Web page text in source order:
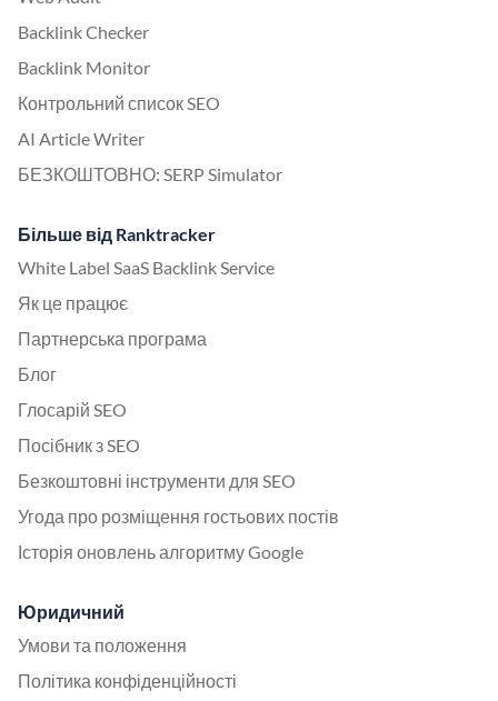
Backlink Checker
Backlink Monitor
Контрольний список SEO
AI Article Writer
БЕЗКОШТОВНО: SERP Simulator
Більше від Ranktracker
White Label SaaS Backlink Service
Як це працює
Партнерська програма
Блог
Глосарій SEO
Посібник з SEO
Безкоштовні інструменти для SEO
Угода про розміщення гостьових постів
Історія оновлень алгоритму Google
Юридичний
Умови та положення
Політика конфіденційності